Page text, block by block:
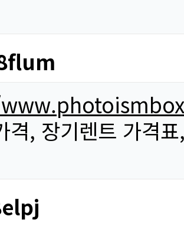
격, 장기렌트 가격